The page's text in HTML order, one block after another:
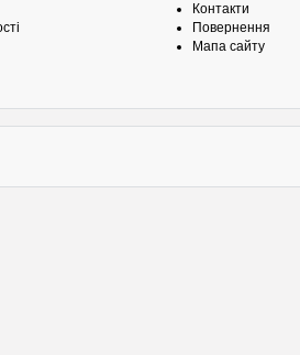
Контакти
Повернення
Мапа сайту